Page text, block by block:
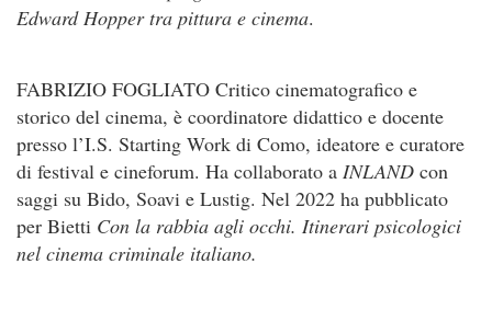
Edward Hopper tra pittura e cinema.
FABRIZIO FOGLIATO Critico cinematografico e
storico del cinema, è coordinatore didattico e docente
presso l’I.S. Starting Work di Como, ideatore e curatore
di festival e cineforum. Ha collaborato a INLAND con
saggi su Bido, Soavi e Lustig. Nel 2022 ha pubblicato
per Bietti Con la rabbia agli occhi. Itinerari psicologici
nel cinema criminale italiano.